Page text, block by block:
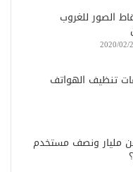
الصور للغروب
2020/02/
تنظيف الهواتف
مليار ونصف مستخدم